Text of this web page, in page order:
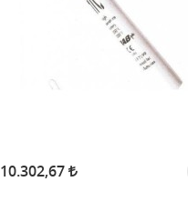
10.302,67